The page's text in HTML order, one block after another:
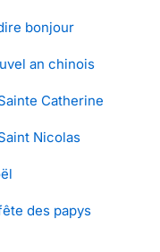
bonjour
an chinois
Catherine
Nicolas
des papys